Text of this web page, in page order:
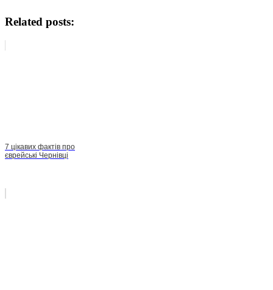
Related posts:
7 цікавих фактів про
єврейські Чернівці